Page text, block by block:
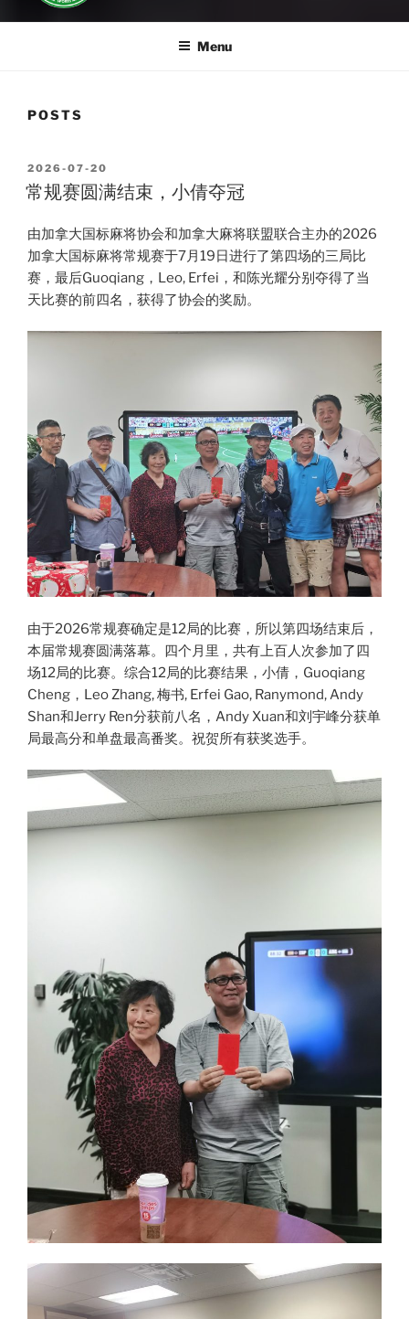
Menu
POSTS
POSTED
ON
2026-07-20
常规赛圆满结束，小倩夺冠
由加拿大国标麻将协会和加拿大麻将联盟联合主办的2026
加拿大国标麻将常规赛于7月19日进行了第四场的三局比
赛，最后Guoqiang，Leo, Erfei，和陈光耀分别夺得了当
天比赛的前四名，获得了协会的奖励。
由于2026常规赛确定是12局的比赛，所以第四场结束后，
本届常规赛圆满落幕。四个月里，共有上百人次参加了四
场12局的比赛。综合12局的比赛结果，小倩，Guoqiang
Cheng，Leo Zhang, 梅书, Erfei Gao, Ranymond, Andy
Shan和Jerry Ren分获前八名，Andy Xuan和刘宇峰分获单
局最高分和单盘最高番奖。祝贺所有获奖选手。